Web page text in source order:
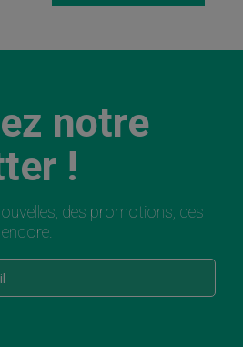
notre
!
des promotions, des